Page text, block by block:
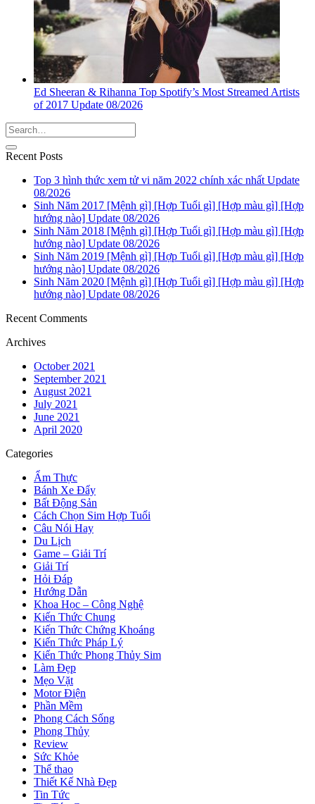
Ed Sheeran & Rihanna Top Spotify’s Most Streamed Artists
of 2017 Update 08/2026
Recent Posts
Top 3 hình thức xem tử vi năm 2022 chính xác nhất Update
08/2026
Sinh Năm 2017 [Mệnh gì] [Hợp Tuổi gì] [Hợp màu gì] [Hợp
hướng nào] Update 08/2026
Sinh Năm 2018 [Mệnh gì] [Hợp Tuổi gì] [Hợp màu gì] [Hợp
hướng nào] Update 08/2026
Sinh Năm 2019 [Mệnh gì] [Hợp Tuổi gì] [Hợp màu gì] [Hợp
hướng nào] Update 08/2026
Sinh Năm 2020 [Mệnh gì] [Hợp Tuổi gì] [Hợp màu gì] [Hợp
hướng nào] Update 08/2026
Recent Comments
Archives
October 2021
September 2021
August 2021
July 2021
June 2021
April 2020
Categories
Ẩm Thực
Bánh Xe Đẩy
Bất Động Sản
Cách Chọn Sim Hợp Tuổi
Câu Nói Hay
Du Lịch
Game – Giải Trí
Giải Trí
Hỏi Đáp
Hướng Dẫn
Khoa Học – Công Nghệ
Kiến Thức Chung
Kiến Thức Chứng Khoáng
Kiến Thức Pháp Lý
Kiến Thức Phong Thủy Sim
Làm Đẹp
Mẹo Vặt
Motor Điện
Phần Mềm
Phong Cách Sống
Phong Thủy
Review
Sức Khỏe
Thể thao
Thiết Kế Nhà Đẹp
Tin Tức